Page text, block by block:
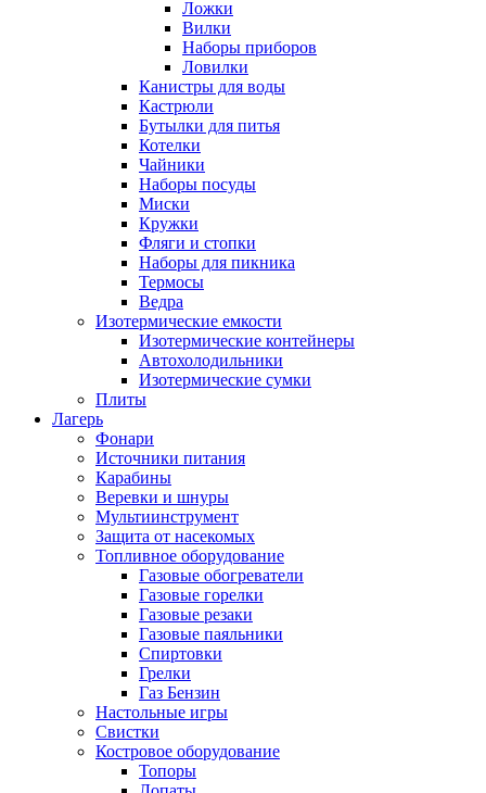
Ложки
Вилки
Наборы приборов
Ловилки
Канистры для воды
Кастрюли
Бутылки для питья
Котелки
Чайники
Наборы посуды
Миски
Кружки
Фляги и стопки
Наборы для пикника
Термосы
Ведра
Изотермические емкости
Изотермические контейнеры
Автохолодильники
Изотермические сумки
Плиты
Лагерь
Фонари
Источники питания
Карабины
Веревки и шнуры
Мультиинструмент
Защита от насекомых
Топливное оборудование
Газовые обогреватели
Газовые горелки
Газовые резаки
Газовые паяльники
Спиртовки
Грелки
Газ Бензин
Настольные игры
Свистки
Костровое оборудование
Топоры